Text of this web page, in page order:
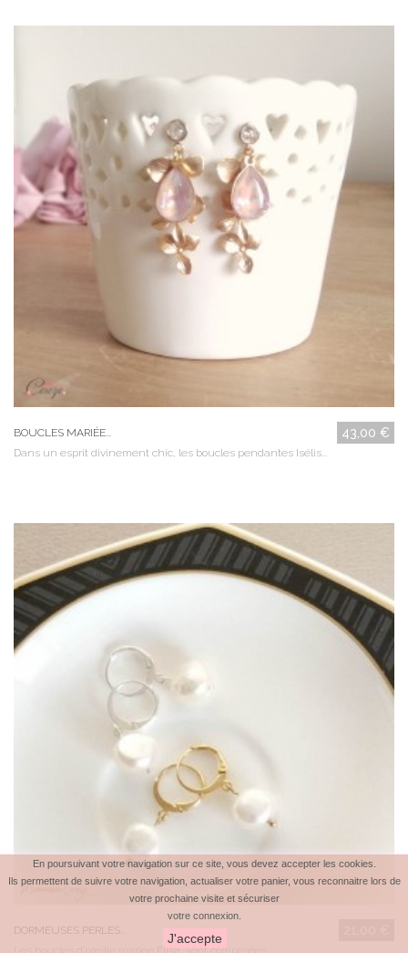
BOUCLES MARIÉE... 43,00 €
Dans un esprit divinement chic, les boucles pendantes Isélis...
DORMEUSES PERLES...
En poursuivant votre navigation sur ce site, vous devez accepter les cookies.
Ils permettent de suivre votre navigation, actualiser votre panier, vous reconnaitre lors de
votre prochaine visite et sécuriser
votre connexion.
J'accepte